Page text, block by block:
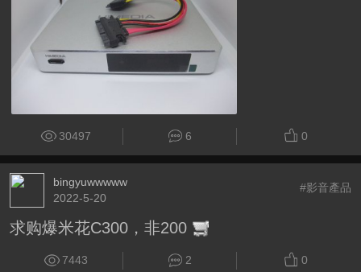
30497 6 0
bingyuwwwww
2022-5-20
#影音產品
求购爆米花C300，非200
7443 2 0